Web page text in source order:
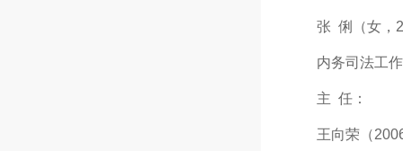
张 俐（女，
内务司法工作
主 任：
王向荣（